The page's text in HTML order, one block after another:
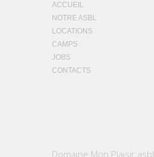
ACCUEIL
NOTRE ASBL
LOCATIONS
CAMPS
JOBS
CONTACTS
Domaine Mon Plaisir asbl